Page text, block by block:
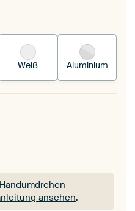
Textiltuch in
Weiß Aluminium
ansehen.